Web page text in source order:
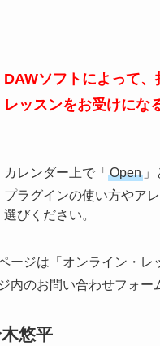
DAWソフトによって、
レッスンをお受けにな
カレンダー上で「 Open
プラグインの使い方やア
選びください。
ージは「オンライン・レ
内のお問い合わせフォー
悠平